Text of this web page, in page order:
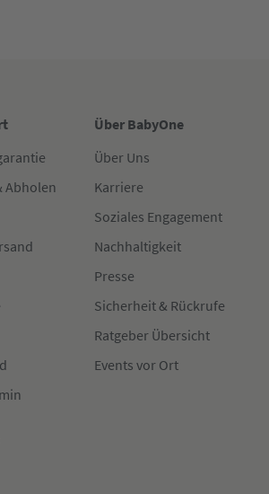
Abholen
Über BabyOne
Über Uns
Karriere
Soziales Engagement
Nachhaltigkeit
Presse
Sicherheit & Rückrufe
Ratgeber Übersicht
Events vor Ort